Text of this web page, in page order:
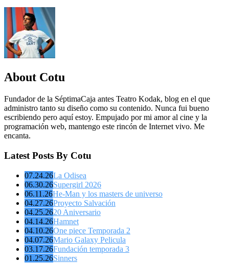
About Cotu
Fundador de la SéptimaCaja antes Teatro Kodak, blog en el que
administro tanto su diseño como su contenido. Nunca fui bueno
escribiendo pero aquí estoy. Empujado por mi amor al cine y la
programación web, mantengo este rincón de Internet vivo. Me
encanta.
Latest Posts By Cotu
07.24.26La Odisea
06.30.26Supergirl 2026
06.11.26He-Man y los masters de universo
04.27.26Proyecto Salvación
04.25.2620 Aniversario
04.14.26Hamnet
04.10.26One piece Temporada 2
04.07.26Mario Galaxy Pelicula
03.17.26Fundación temporada 3
01.25.26Sinners